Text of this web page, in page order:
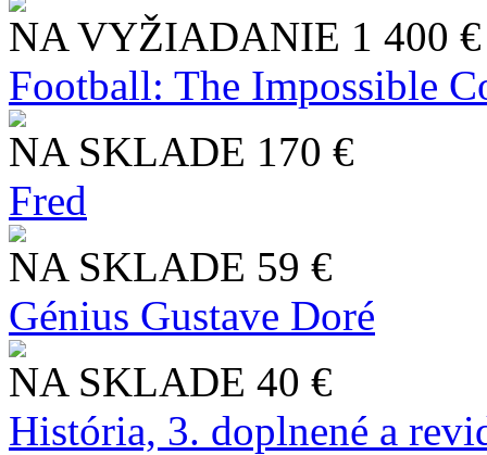
NA VYŽIADANIE 1 400 €
Football: The Impossible
NA SKLADE 170 €
Fred
NA SKLADE 59 €
Génius Gustave Doré
NA SKLADE 40 €
História, 3. doplnené a